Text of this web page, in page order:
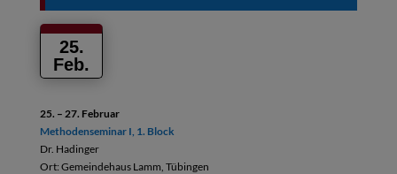
25.
Feb.
25. – 27. Februar
Methodenseminar I, 1. Block
Dr. Hadinger
Ort: Gemeindehaus Lamm, Tübingen